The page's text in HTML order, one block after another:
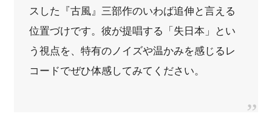
スした『古風』三部作のいわば追伸と言える
位置づけです。彼が提唱する「失日本」とい
う視点を、特有のノイズや温かみを感じるレ
コードでぜひ体感してみてください。